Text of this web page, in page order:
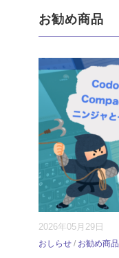
お勧め商品
2026年05月29日
おしらせ / お勧め商品